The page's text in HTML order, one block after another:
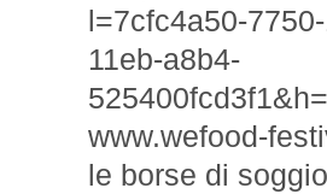
l=7cfc4a50-
11eb-a8b4-
www.wefood-
le borse di